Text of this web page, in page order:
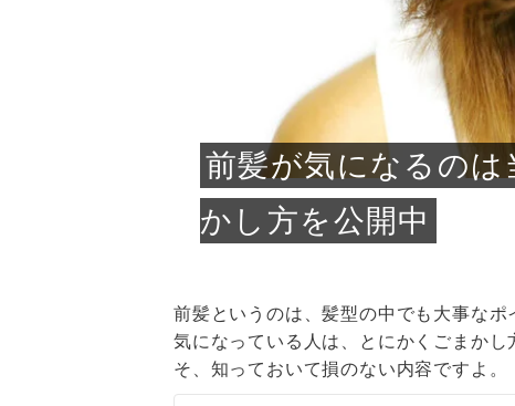
前髪が気になるの
かし方を公開中
前髪というのは、髪型の中でも大事なポ
気になっている人は、とにかくごまか
そ、知っておいて損のない内容ですよ。